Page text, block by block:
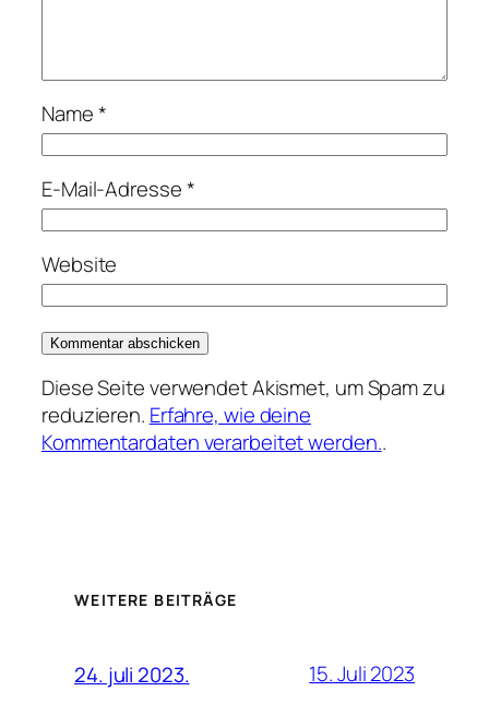
Name*
E-Mail-Adresse*
Website
Diese Seite verwendet Akismet, um Spam zu
reduzieren. Erfahre, wie deine
Kommentardaten verarbeitet werden..
WEITERE BEITRÄGE
24. juli 2023. 15. Juli 2023